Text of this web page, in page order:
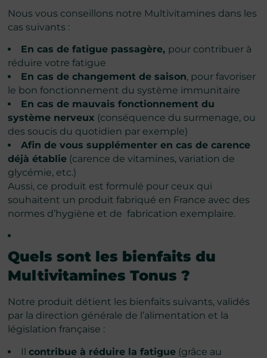
Nous vous conseillons notre Multivitamines dans les
cas suivants :
En cas de fatigue passagère, pour contribuer à
réduire votre fatigue
En cas de changement de saison, pour favoriser
le bon fonctionnement du système immunitaire
En cas de mauvais fonctionnement du
système nerveux (conséquence du surmenage, ou
des soucis du quotidien par exemple)
Afin de vous supplémenter en cas de carence
déjà établie (carence de vitamines, variation de
glycémie, etc.)
Aussi, ce produit est formulé pour ceux qui
souhaitent un produit fabriqué en France avec des
normes d’hygiène et de fabrication exemplaire.
Quels sont les bienfaits du
Multivitamines Tonus ?
Notre produit détient les bienfaits suivants, validés
par la direction générale de l’alimentation et la
législation française :
Ilcontribue à réduire la fatigue (grâce au